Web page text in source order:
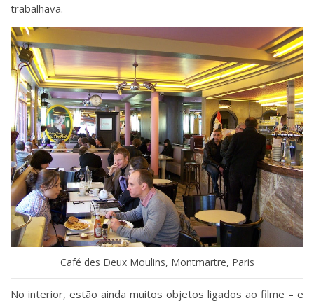
trabalhava.
Café des Deux Moulins, Montmartre, Paris
No interior, estão ainda muitos objetos ligados ao filme – e